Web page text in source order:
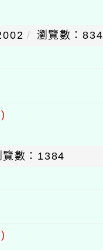
瀏覽數：834
覽數：1384